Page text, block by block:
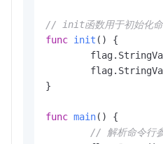
// init函数用于初始化命
func init ()
{
}
func main()
{
// 解析命令行